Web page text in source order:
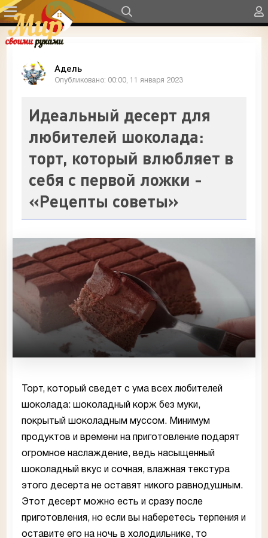
Адель
Опубликовано: 00:00, 11 января 2023
Идеальный десерт для
любителей шоколада:
торт, который влюбляет в
себя с первой ложки -
«Рецепты советы»
Торт, который сведет с ума всех любителей
шоколада: шоколадный корж без муки,
покрытый шоколадным муссом. Минимум
продуктов и времени на приготовление подарят
огромное наслаждение, ведь насыщенный
шоколадный вкус и сочная, влажная текстура
этого десерта не оставят никого равнодушным.
Этот десерт можно есть и сразу после
приготовления, но если вы наберетесь терпения и
оставите его на ночь в холодильнике, то